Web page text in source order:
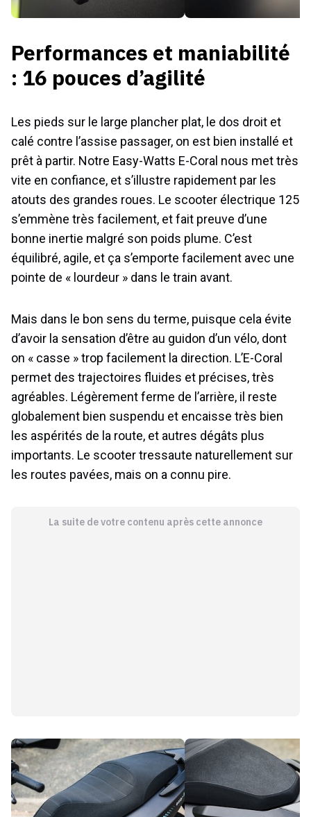
Performances et maniabilité
: 16 pouces d’agilité
Les pieds sur le large plancher plat, le dos droit et
calé contre l’assise passager, on est bien installé et
prêt à partir. Notre Easy-Watts E-Coral nous met très
vite en confiance, et s’illustre rapidement par les
atouts des grandes roues. Le scooter électrique 125
s’emmène très facilement, et fait preuve d’une
bonne inertie malgré son poids plume. C’est
équilibré, agile, et ça s’emporte facilement avec une
pointe de « lourdeur » dans le train avant.
Mais dans le bon sens du terme, puisque cela évite
d’avoir la sensation d’être au guidon d’un vélo, dont
on « casse » trop facilement la direction. L’E-Coral
permet des trajectoires fluides et précises, très
agréables. Légèrement ferme de l’arrière, il reste
globalement bien suspendu et encaisse très bien
les aspérités de la route, et autres dégâts plus
importants. Le scooter tressaute naturellement sur
les routes pavées, mais on a connu pire.
La suite de votre contenu après cette annonce